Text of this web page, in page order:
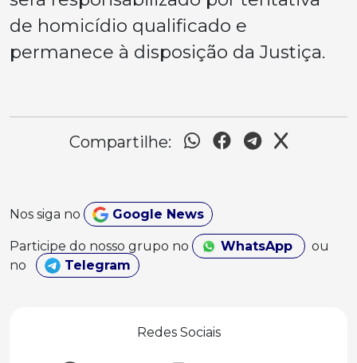
de homicídio qualificado e
permanece à disposição da Justiça.
Compartilhe:
Nos siga no Google News
Participe do nosso grupo no WhatsApp
ou
no
Telegram
Redes Sociais